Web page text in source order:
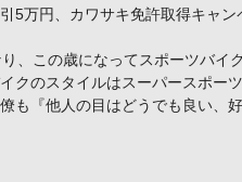
5万円、カワサキ免許取得キャン
、この歳になってスポーツバイ
クのスタイルはスーパースポーツ
も『他人の目はどうでも良い、